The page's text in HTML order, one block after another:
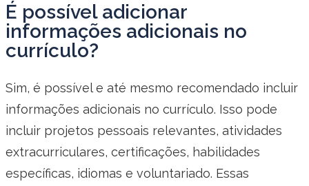
É possível adicionar
informações adicionais no
currículo?
Sim, é possível e até mesmo recomendado incluir
informações adicionais no currículo. Isso pode
incluir projetos pessoais relevantes, atividades
extracurriculares, certificações, habilidades
específicas, idiomas e voluntariado. Essas